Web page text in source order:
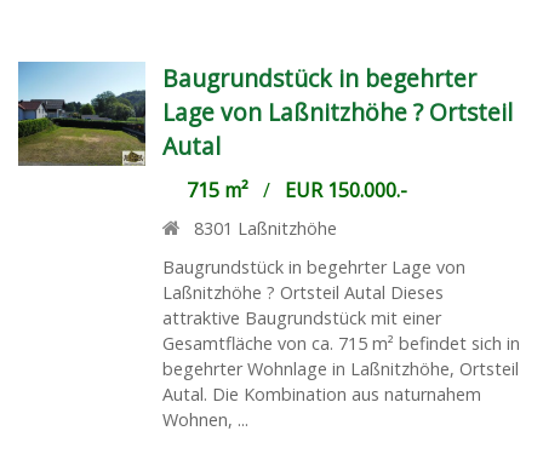
Baugrundstück in begehrter
Lage von Laßnitzhöhe ? Ortsteil
Autal
715 m²/ EUR 150.000.-
8301 Laßnitzhöhe
Baugrundstück in begehrter Lage von
Laßnitzhöhe ? Ortsteil Autal Dieses
attraktive Baugrundstück mit einer
Gesamtfläche von ca. 715 m² befindet sich in
begehrter Wohnlage in Laßnitzhöhe, Ortsteil
Autal. Die Kombination aus naturnahem
Wohnen, ...